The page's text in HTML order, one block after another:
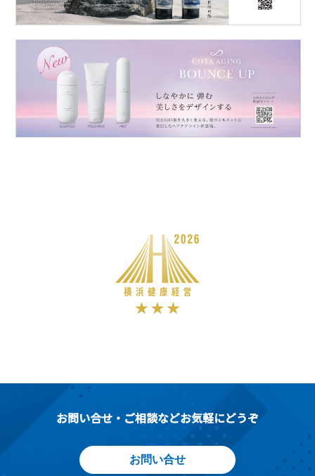
お問い合せ・ご相談などお気軽にどうぞ
お問い合せ